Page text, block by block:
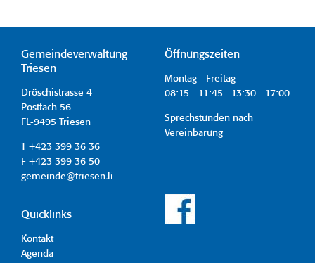
Gemeindeverwaltung
Triesen
Dröschistrasse 4
Postfach 56
FL-9495 Triesen
T +423 399 36 36
F +423 399 36 50
gemeinde@triesen.li
Öffnungszeiten
Montag - Freitag
08:15 - 11:45 13:30 - 17:00
Sprechstunden nach
Vereinbarung
Quicklinks
Kontakt
Agenda